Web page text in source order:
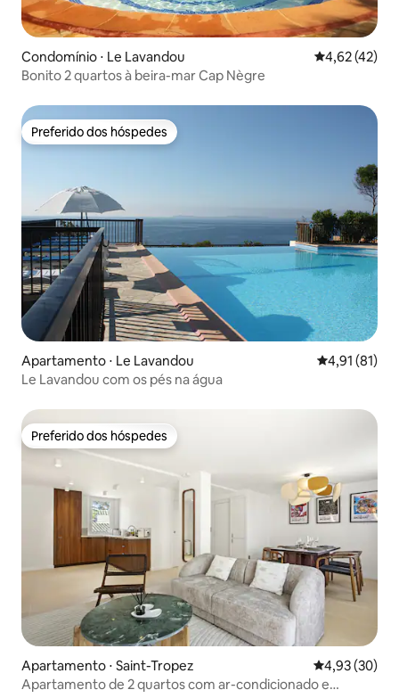
Condomínio ⋅ Le Lavandou 4,62 de uma
4,62 (42)
Bonito 2 quartos à beira-mar Cap Nègre
Preferido dos hóspedes
Preferido dos hóspedes
Apartamento ⋅ Le Lavandou 4,91 de uma
4,91 (81)
Le Lavandou com os pés na água
Preferido dos hóspedes
Preferido dos hóspedes
Apartamento ⋅ Saint-Tropez 4,93 de uma
4,93 (30)
Apartamento de 2 quartos com ar-condicionado e